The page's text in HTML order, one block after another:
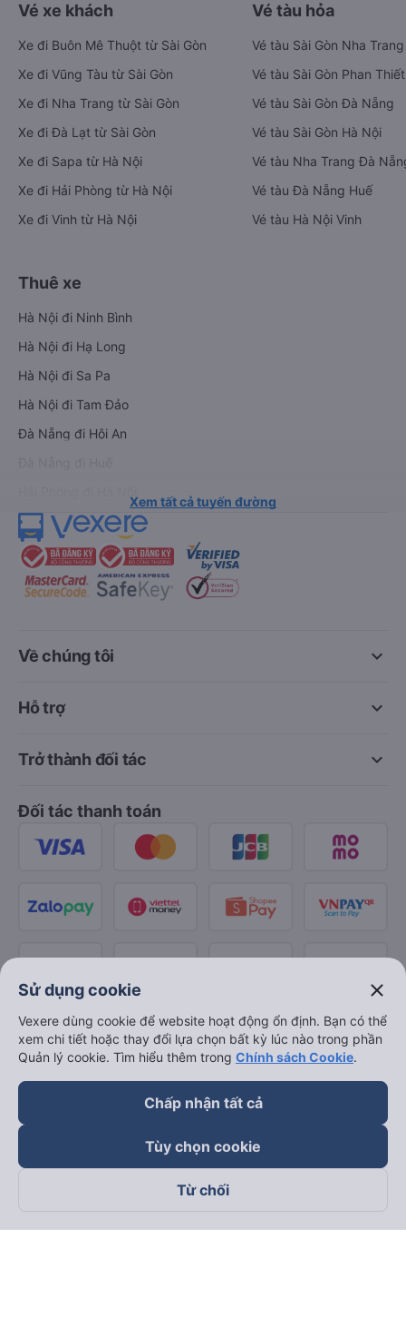
Vé xe khách
Xe đi Buôn Mê Thuột từ Sài Gòn
Xe đi Vũng Tàu từ Sài Gòn
Xe đi Nha Trang từ Sài Gòn
Xe đi Đà Lạt từ Sài Gòn
Xe đi Sapa từ Hà Nội
Xe đi Hải Phòng từ Hà Nội
Xe đi Vinh từ Hà Nội
Vé tàu hỏa
Vé tàu Sài Gòn Nha Trang
Vé tàu Sài Gòn Phan Thiết
Vé tàu Sài Gòn Đà Nẵng
Vé tàu Sài Gòn Hà Nội
Vé tàu Nha Trang Đà
Vé tàu Đà Nẵng Huế
Vé tàu Hà Nội Vinh
Thuê xe
Hà Nội đi Ninh Bình
Hà Nội đi Hạ Long
Hà Nội đi Sa Pa
Hà Nội đi Tam Đảo
Đà Nẵng đi Hội An
Xem tất cả tuyến đường
keyboard_arrow_down
Về chúng tôi
keyboard_arrow_down
Hỗ trợ
keyboard_arrow_down
Trở thành đối tác
Đối tác thanh toán
Theo dõi chúng tôi trên
Sử dụng cookie close
Vexere dùng cookie để website hoạt động ổn định. Bạn có thể
xem chi tiết hoặc thay đổi lựa chọn bất kỳ lúc nào trong phần
Quản lý cookie. Tìm hiểu thêm trong Chính sách Cookie.
Chấp nhận tất cả
Tùy chọn cookie
Từ chối